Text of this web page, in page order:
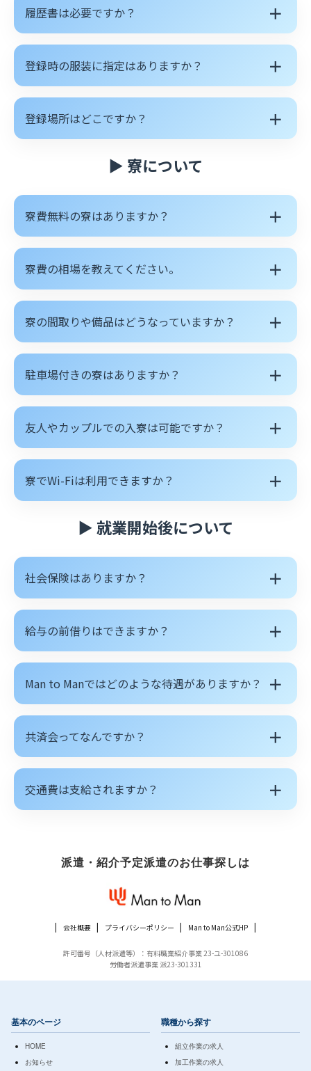
履歴書は必要ですか？ ＋
登録時の服装に指定はありますか？ ＋
登録場所はどこですか？ ＋
▶ 寮について
寮費無料の寮はありますか？ ＋
寮費の相場を教えてください。 ＋
寮の間取りや備品はどうなっていますか？ ＋
駐車場付きの寮はありますか？ ＋
友人やカップルでの入寮は可能ですか？ ＋
寮でWi-Fiは利用できますか？ ＋
▶ 就業開始後について
社会保険はありますか？ ＋
給与の前借りはできますか？ ＋
Man to Manではどのような待遇がありますか？ ＋
共済会ってなんですか？ ＋
交通費は支給されますか？ ＋
派遣・紹介予定派遣のお仕事探しは
会社概要 プライバシーポリシー Man to Man公式HP
許可番号（人材派遣等）：有料職業紹介事業 23-ユ-301086
労働者派遣事業 派23-301331
基本のページ
HOME
お知らせ
職種から探す
組立作業の求人
加工作業の求人